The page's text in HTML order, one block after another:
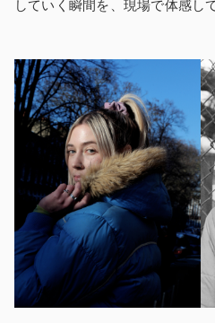
していく瞬間を、現場で体感し